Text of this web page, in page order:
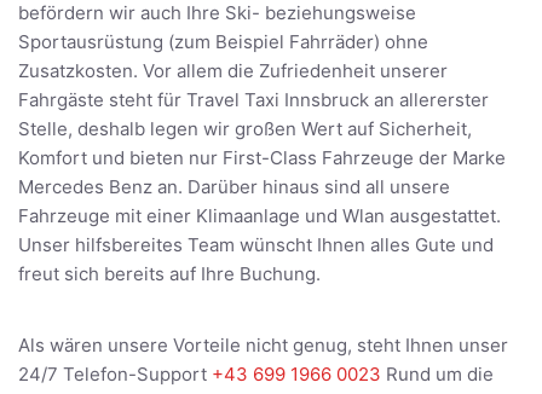
befördern wir auch Ihre Ski- beziehungsweise
Sportausrüstung (zum Beispiel Fahrräder) ohne
Zusatzkosten. Vor allem die Zufriedenheit unserer
Fahrgäste steht für Travel Taxi Innsbruck an allererster
Stelle, deshalb legen wir großen Wert auf Sicherheit,
Komfort und bieten nur First-Class Fahrzeuge der Marke
Mercedes Benz an. Darüber hinaus sind all unsere
Fahrzeuge mit einer Klimaanlage und Wlan ausgestattet.
Unser hilfsbereites Team wünscht Ihnen alles Gute und
freut sich bereits auf Ihre Buchung.
Als wären unsere Vorteile nicht genug, steht Ihnen unser
24/7 Telefon-Support +43 699 1966 0023 Rund um die